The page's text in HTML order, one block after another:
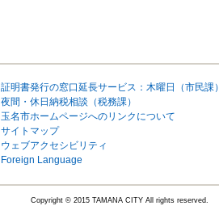
証明書発行の窓口延長サービス：木曜日（市民課）
夜間・休日納税相談（税務課）
玉名市ホームページへのリンクについて
サイトマップ
ウェブアクセシビリティ
Foreign Language
Copyright © 2015 TAMANA CITY All rights reserved.